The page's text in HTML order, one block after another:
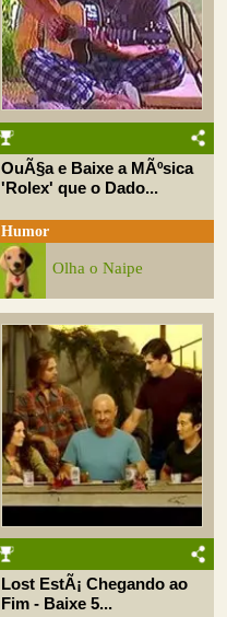
OuÃ§a e Baixe a MÃºsica
'Rolex' que o Dado...
Humor
Olha o Naipe
Lost EstÃ¡ Chegando ao
Fim - Baixe 5...